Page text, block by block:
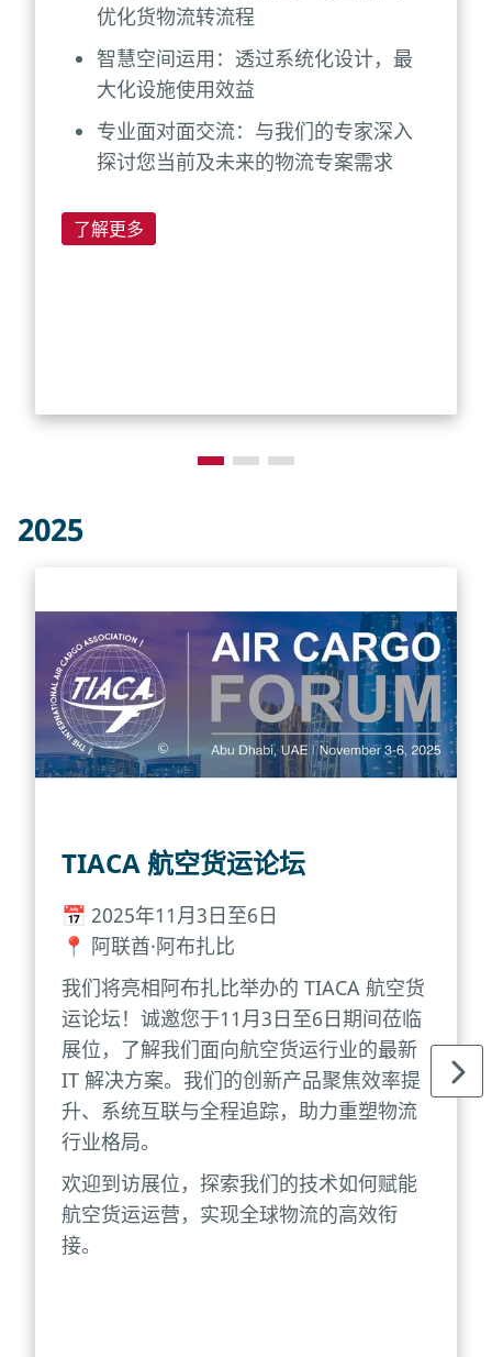
优化货物流转流程
智慧空间运用：透过系统化设计，最
大化设施使用效益
专业面对面交流：与我们的专家深入
探讨您当前及未来的物流专案需求
了解更多
2025
TIACA 航空货运论坛
📅 2025年11月3日至6日
📍 阿联酋·阿布扎比
我们将亮相阿布扎比举办的 TIACA 航空货
运论坛！诚邀您于11月3日至6日期间莅临
展位，了解我们面向航空货运行业的最新
IT 解决方案。我们的创新产品聚焦效率提
升、系统互联与全程追踪，助力重塑物流
行业格局。
欢迎到访展位，探索我们的技术如何赋能
航空货运运营，实现全球物流的高效衔
接。